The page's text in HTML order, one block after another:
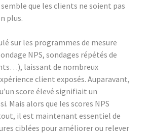
que les clients ne soient pas
plus.
sur les programmes de mesure
NPS, sondages répétés de
laissant de nombreux
client exposés. Auparavant,
score élevé signifiait un
Mais alors que les scores NPS
il est maintenant essentiel de
ciblées pour améliorer ou relever